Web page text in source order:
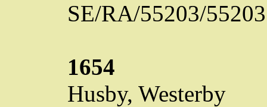
SE/RA/55203/
1654
Husby, Westerby